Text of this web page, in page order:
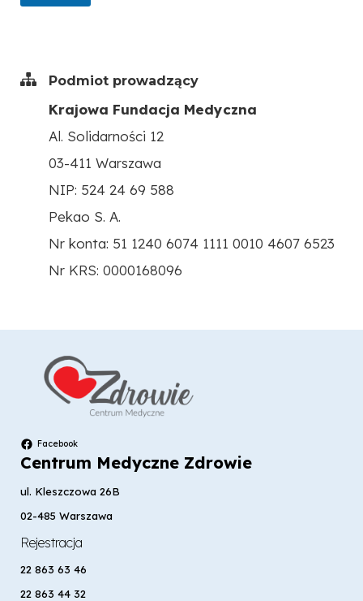
Podmiot prowadzący
Krajowa Fundacja Medyczna
Al. Solidarności 12
03-411 Warszawa
NIP: 524 24 69 588
Pekao S. A.
Nr konta: 51 1240 6074 1111 0010 4607 6523
Nr KRS: 0000168096
Facebook
Centrum Medyczne Zdrowie
ul. Kleszczowa 26B
02-485 Warszawa
Rejestracja
22 863 63 46
22 863 44 32